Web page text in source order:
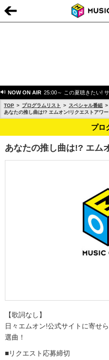
NOW ON AIR 25:00～ この夏聴きたい!
TOP プログラムリスト スペシャル番組
あなたの推し曲は!? エムオン!リクエストアワー
プロ
あなたの推し曲は!? エム
【歌詞なし】
日々エムオン!公式サイトに寄せ
選曲！
■リクエスト応募締切